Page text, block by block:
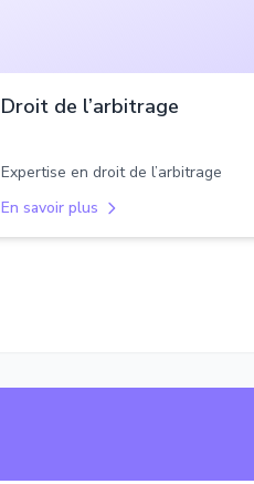
Droit de l’arbitrage
Expertise en droit de l’arbitrage
En savoir plus